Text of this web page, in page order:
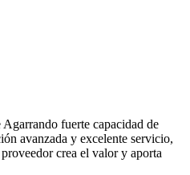
fuerte capacidad de
avanzada y excelente servicio,
crea el valor y aporta